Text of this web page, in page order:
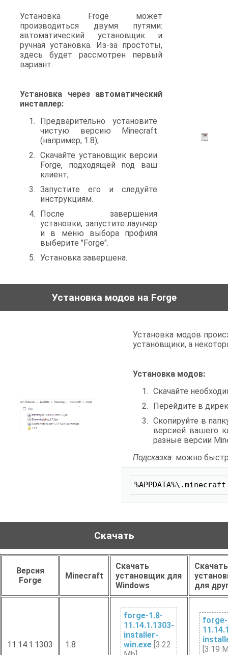
Установка Froge может
производиться двумя путями:
автоматический установщик и
ручная установка. Из-за простоты,
здесь будет рассмотрен первый
вариант.
Установка через автоматический
инсталлер:
Предварительно установите
чистую версию Minecraft
(например, 1.8);
Скачайте установщик версии
Forge, подходящей под ваш
клиент;
Запустите его и следуйте
инструкциям.
После завершения
установки, запустите лаунчер
и в меню выбора профиля
выберите "Forge".
Установка завершена.
Установка модов на Forge
Установка модов
установщики, а
Установка модов:
Скачайте
Перейдите в
Скопируйте в
версией вашего
разные версии
Подсказка: можно
%APPDATA%\.minecraft
Скачать
Версия
Forge
Minecraft
Скачать
установщик для
Windows
Скачать
для
11.14.1.1303 1.8
forge-1.8-
11.14.1.1303-
installer-
win.exe [3.22
[3.19